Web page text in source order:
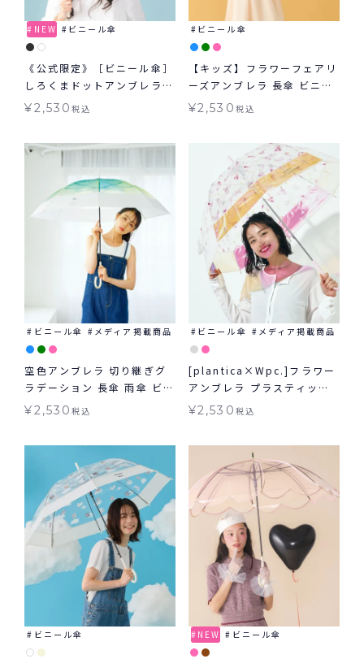
NEW ビニール傘
《公式限定》［ビニール傘］
しろくまドットアンブレラ
雨傘 長傘 ジャンプ傘
¥2,530税込
ビニール傘
【キッズ】フラワーフェアリ
ーズアンブレラ 長傘 ビニー
ル傘 キッズ 雨傘 Wpc.KIDS
¥2,530 税込
ビニール傘 メディア掲載商品
空色アンブレラ 切り継ぎグ
ラデーション 長傘 雨傘 ビニ
ール傘 Wpc.
¥2,530税込
ビニール傘 メディア掲載商品
[plantica×Wpc.]フラワー
アンブレラ プラスティック
シャイニー shiny plastic
¥2,530 税込
ビニール傘 NEW ビニール傘